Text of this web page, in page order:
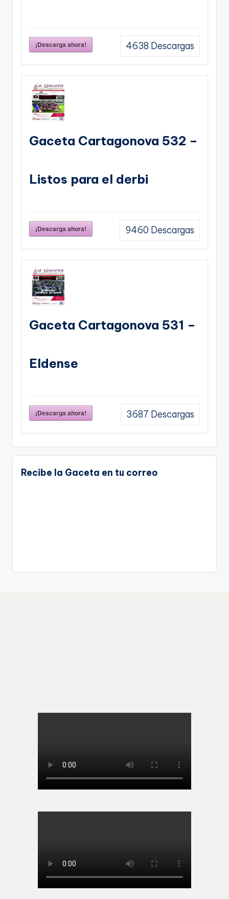
¡Descarga ahora! 4638 Descargas
Gaceta Cartagonova 532 –
Listos para el derbi
¡Descarga ahora! 9460 Descargas
Gaceta Cartagonova 531 –
Eldense
¡Descarga ahora! 3687 Descargas
Recibe la Gaceta en tu correo